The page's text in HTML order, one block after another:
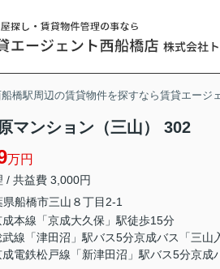
船橋駅周辺の賃貸物件を探すなら賃貸エージ
マンション（三山） 302
万円
/ 共益費 3,000円
県船橋市三山 ８丁目2-1
成本線「京成大久保」駅徒歩15分
武線「津田沼」駅バス5分京成バス「三山
成電鉄松戸線「新津田沼」駅バス5分京成